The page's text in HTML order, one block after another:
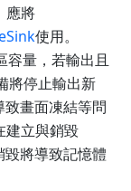
應將
使用。
容量，若輸出且
將停止輸出新
畫面凍結等問
建立與銷毀
將導致記憶體